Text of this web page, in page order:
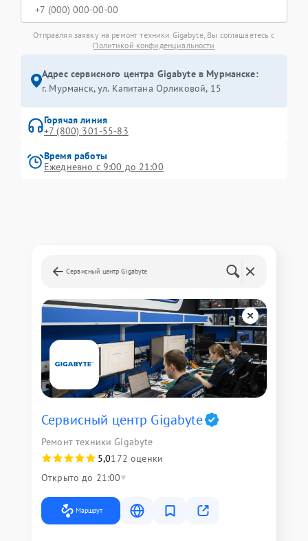
Отправляя заявку на ремонт техники Gigabyte, Вы соглашаетесь с
Политикой конфиденциальности
Адрес сервисного центра Gigabyte в Мурманске:
г. Мурманск, ул. Капитана Орликовой, 15
Горячая линия
+7 (800) 301-55-83
Время работы
Ежедневно с 9:00 до 21:00
Сервисный центр Gigabyte
Сервисный центр Gigabyte
Ремонт техники Gigabyte
5,0172 оценки
Открыто до 21:00
Маршрут